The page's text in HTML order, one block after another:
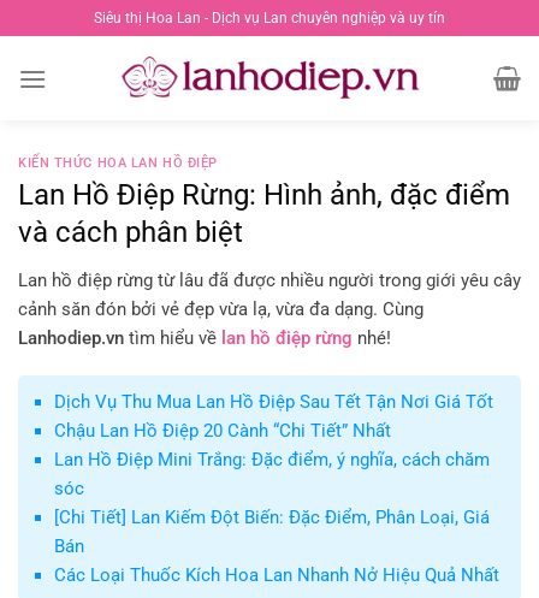
đến
nội
Siêu thị Hoa Lan - Dịch vụ Lan chuyên nghiệp và uy tín
KIẾN THỨC HOA LAN HỒ ĐIỆP
Lan Hồ Điệp Rừng: Hình ảnh, đặc điểm
và cách phân biệt
Lan hồ điệp rừng từ lâu đã được nhiều người trong giới yêu cây
cảnh săn đón bởi vẻ đẹp vừa lạ, vừa đa dạng. Cùng
Lanhodiep.vn tìm hiểu về lan hồ điệp rừng nhé!
Dịch Vụ Thu Mua Lan Hồ Điệp Sau Tết Tận Nơi Giá Tốt
Chậu Lan Hồ Điệp 20 Cành “Chi Tiết” Nhất
Lan Hồ Điệp Mini Trắng: Đặc điểm, ý nghĩa, cách chăm
sóc
[Chi Tiết] Lan Kiếm Đột Biến: Đặc Điểm, Phân Loại, Giá
Bán
Các Loại Thuốc Kích Hoa Lan Nhanh Nở Hiệu Quả Nhất